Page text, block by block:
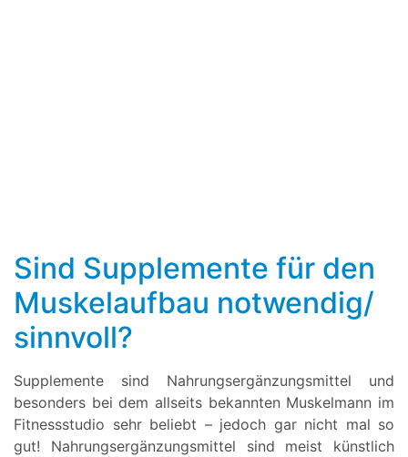
Sind Supplemente für den
Muskelaufbau notwendig/
sinnvoll?
Supplemente sind Nahrungsergänzungsmittel und
besonders bei dem allseits bekannten Muskelmann im
Fitnessstudio sehr beliebt – jedoch gar nicht mal so
gut! Nahrungsergänzungsmittel sind meist künstlich